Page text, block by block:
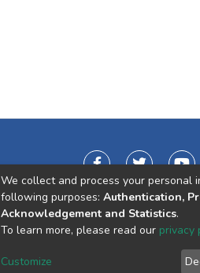
We collect and process your personal
following purposes: Authentication,
Acknowledgement and Statistics.
To learn more, please read our privacy
Customize